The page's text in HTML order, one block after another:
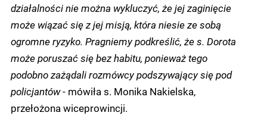
działalności nie można wykluczyć, że jej zaginięcie
może wiązać się z jej misją, która niesie ze sobą
ogromne ryzyko. Pragniemy podkreślić, że s. Dorota
może poruszać się bez habitu, ponieważ tego
podobno zażądali rozmówcy podszywający się pod
policjantów- mówiła s. Monika Nakielska,
przełożona wiceprowincji.